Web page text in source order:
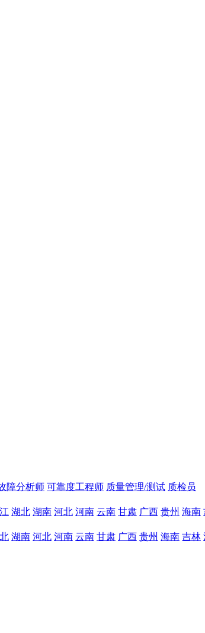
障分析师 可靠度工程师 质量管理/测试 质检员
湖北 湖南 河北 河南 云南 甘肃 广西 贵州 海南
湖南 河北 河南 云南 甘肃 广西 贵州 海南 吉林